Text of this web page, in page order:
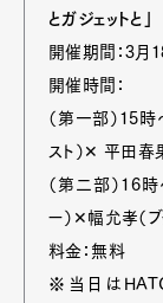
とガジェットと」
開催期間：3月
開催時間：
（第一部）15
スト）✕ 平田春
（第二部）16
ー）✕幅允孝（ブ
料金：無料
※当日は